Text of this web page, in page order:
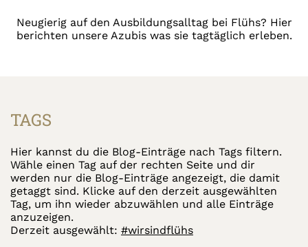
Neugierig auf den Ausbildungsalltag bei Flühs? Hier
berichten unsere Azubis was sie tagtäglich erleben.
TAGS
Hier kannst du die Blog-Einträge nach Tags filtern.
Wähle einen Tag auf der rechten Seite und dir
werden nur die Blog-Einträge angezeigt, die damit
getaggt sind. Klicke auf den derzeit ausgewählten
Tag, um ihn wieder abzuwählen und alle Einträge
anzuzeigen.
Derzeit ausgewählt: #wirsindflühs